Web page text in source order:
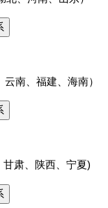
南、福建、海南）
肃、陕西、宁夏)